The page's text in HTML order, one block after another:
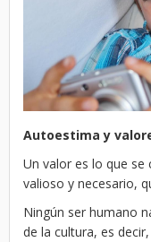
Autoestima y
Un valor es lo que
valioso y necesario,
Ningún ser humano
de la cultura, es